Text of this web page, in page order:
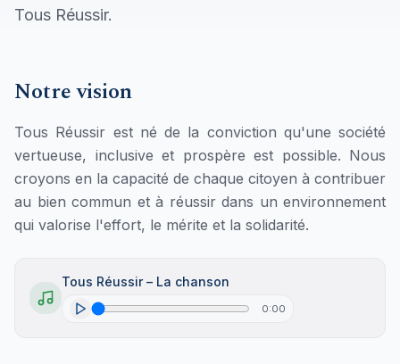
Tous Réussir.
Notre vision
Tous Réussir est né de la conviction qu'une société
vertueuse, inclusive et prospère est possible. Nous
croyons en la capacité de chaque citoyen à contribuer
au bien commun et à réussir dans un environnement
qui valorise l'effort, le mérite et la solidarité.
Tous Réussir – La chanson
0:00